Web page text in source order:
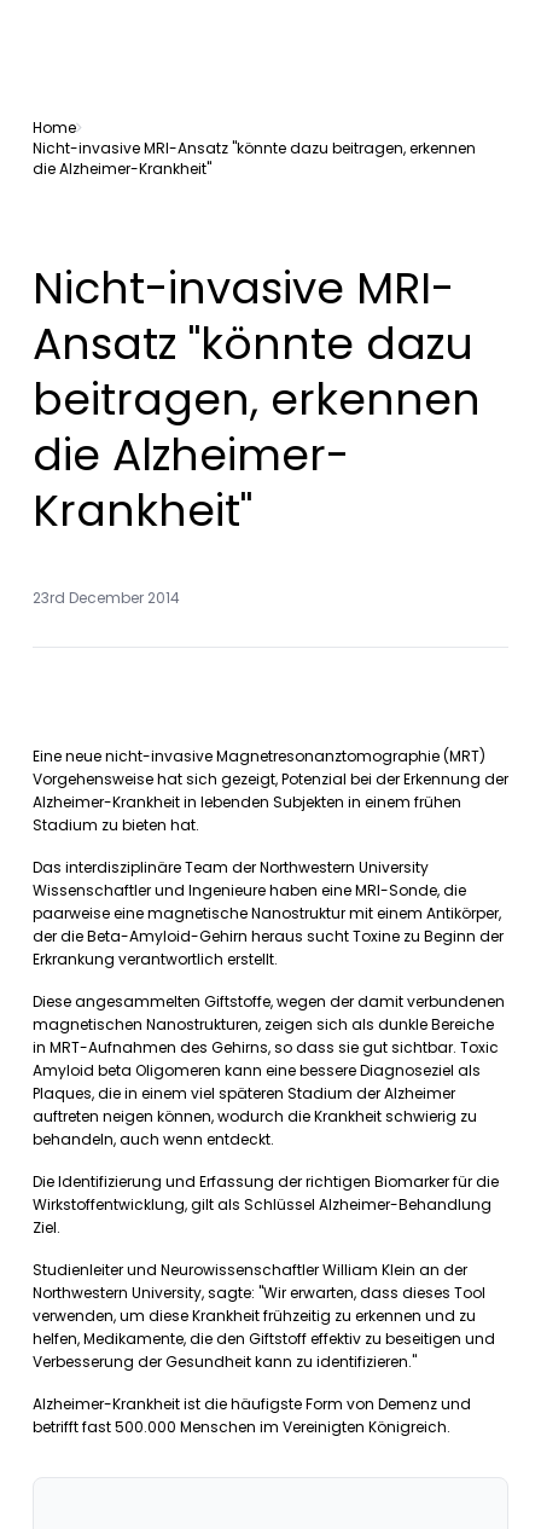
Home
Nicht-invasive MRI-Ansatz "könnte dazu beitragen, erkennen
die Alzheimer-Krankheit"
Nicht-invasive MRI-
Ansatz "könnte dazu
beitragen, erkennen
die Alzheimer-
Krankheit"
23rd December 2014
Eine neue nicht-invasive Magnetresonanztomographie (MRT)
Vorgehensweise hat sich gezeigt, Potenzial bei der Erkennung der
Alzheimer-Krankheit in lebenden Subjekten in einem frühen
Stadium zu bieten hat.
Das interdisziplinäre Team der Northwestern University
Wissenschaftler und Ingenieure haben eine MRI-Sonde, die
paarweise eine magnetische Nanostruktur mit einem Antikörper,
der die Beta-Amyloid-Gehirn heraus sucht Toxine zu Beginn der
Erkrankung verantwortlich erstellt.
Diese angesammelten Giftstoffe, wegen der damit verbundenen
magnetischen Nanostrukturen, zeigen sich als dunkle Bereiche
in MRT-Aufnahmen des Gehirns, so dass sie gut sichtbar. Toxic
Amyloid beta Oligomeren kann eine bessere Diagnoseziel als
Plaques, die in einem viel späteren Stadium der Alzheimer
auftreten neigen können, wodurch die Krankheit schwierig zu
behandeln, auch wenn entdeckt.
Die Identifizierung und Erfassung der richtigen Biomarker für die
Wirkstoffentwicklung, gilt als Schlüssel Alzheimer-Behandlung
Ziel.
Studienleiter und Neurowissenschaftler William Klein an der
Northwestern University, sagte: "Wir erwarten, dass dieses Tool
verwenden, um diese Krankheit frühzeitig zu erkennen und zu
helfen, Medikamente, die den Giftstoff effektiv zu beseitigen und
Verbesserung der Gesundheit kann zu identifizieren."
Alzheimer-Krankheit ist die häufigste Form von Demenz und
betrifft fast 500.000 Menschen im Vereinigten Königreich.